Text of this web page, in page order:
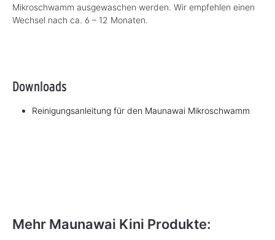
Mikroschwamm ausgewaschen werden. Wir empfehlen einen
Wechsel nach ca. 6 – 12 Monaten.
Downloads
Reinigungsanleitung für den Maunawai Mikroschwamm
Mehr Maunawai Kini Produkte: